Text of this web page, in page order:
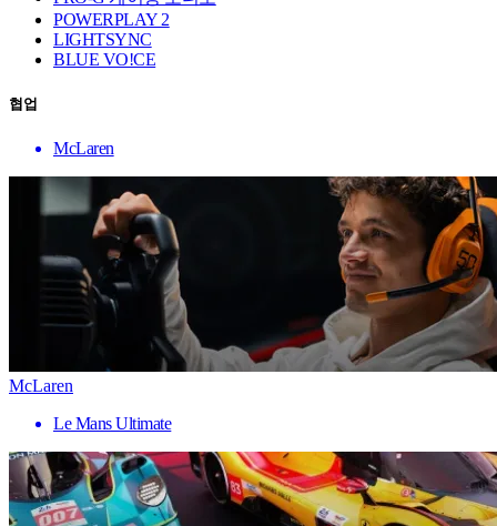
POWERPLAY 2
LIGHTSYNC
BLUE VO!CE
협업
McLaren
McLaren
Le Mans Ultimate